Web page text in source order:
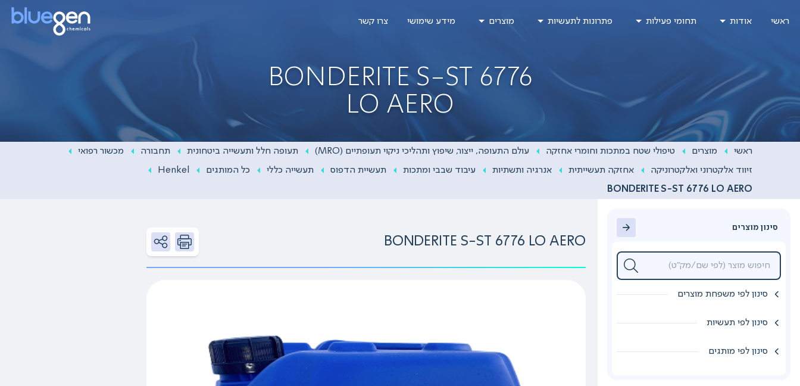
toראשי אודות תחומי פעילות פתרונות לתעשיות מוצרים מידע שימושי צרו קשר
BONDERITE S-ST 6776
LO AERO
ראשי מוצרים טיפולי שטח במתכות וחומרי אחזקה עולם התעופה, ייצור, שיפוץ ותהליכי ניקוי תעופתיים (MRO) תעופה חלל ותעשייה ביטחונית תחבורה
מכשור רפואי
זיווד אלקטרוני ואלקטרוניקה
אחזקה תעשייתית אנרגיה ותשתיות עיבוד שבבי ומתכות תעשיית הדפוס תעשייה כללי כל המותגים
Henkel
BONDERITE S-ST 6776 LO AERO
סינון מוצרים
סינון לפי משפחת מוצרים
סינון לפי תעשיות
סינון לפי מותגים
BONDERITE S-ST 6776 LO AERO